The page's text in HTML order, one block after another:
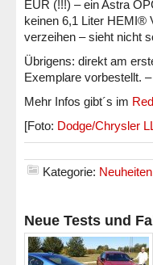
EUR (!!!) – ein Astra
keinen 6,1 Liter HEMI®
verzeihen – sieht nicht
Übrigens: direkt am
Exemplare vorbestellt.
Mehr Infos gibt´s im
[Foto: Dodge/Chrysler
Kategorie: Neuheiten
Neue Tests und